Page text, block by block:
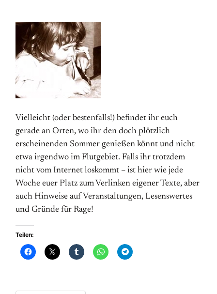
Vielleicht (oder bestenfalls!) befindet ihr euch
gerade an Orten, wo ihr den doch plötzlich
erscheinenden Sommer genießen könnt und nicht
etwa irgendwo im Flutgebiet. Falls ihr trotzdem
nicht vom Internet loskommt – ist hier wie jede
Woche euer Platz zum Verlinken eigener Texte, aber
auch Hinweise auf Veranstaltungen, Lesenswertes
und Gründe für Rage!
Teilen: